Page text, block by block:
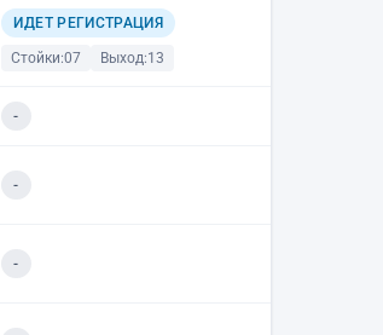
ИДЕТ РЕГИСТРАЦИЯ
Стойки:07 Выход:13
-
-
-